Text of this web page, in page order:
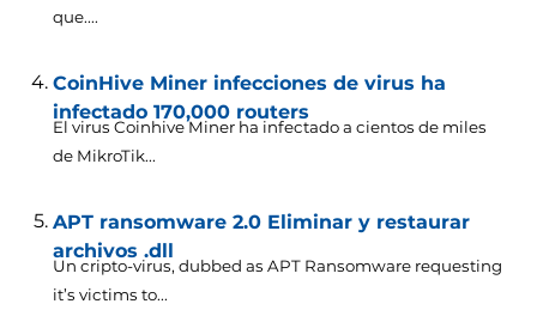
que....
CoinHive Miner infecciones de virus ha
infectado 170,000 routers
El virus Coinhive Miner ha infectado a cientos de miles
de MikroTik...
APT ransomware 2.0 Eliminar y restaurar
archivos .dll
Un cripto-virus, dubbed as APT Ransomware requesting
it’s victims to...